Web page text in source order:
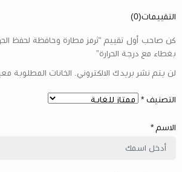
التقييمات(0)
كن صاحب أول تقييم “ثرمز مطارة وحافظة لحفظ
بغطاء مع درجة الحرارة”
لن يتم نشر بريدك الالكتروني. الخانات المطلوبة
التصنيف *
الاسم *